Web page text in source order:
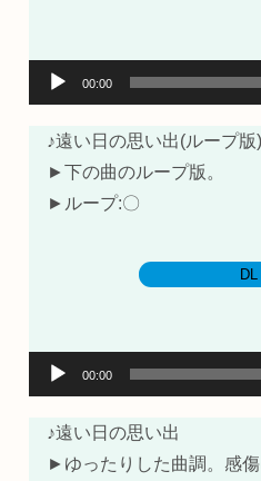
声
00:00
♪遠い日の思い出(ループ版)
►下の曲のループ版。
►ループ:〇
DL
声
00:00
♪遠い日の思い出
►ゆったりした曲調。感傷